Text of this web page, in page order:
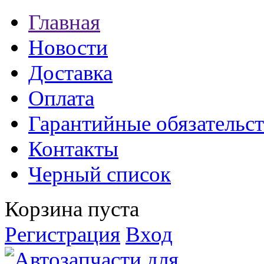
Главная
Новости
Доставка
Оплата
Гарантийные
Контакты
Черный список
Корзина пуста
Регистрация Вход